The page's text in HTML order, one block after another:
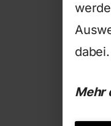
dabei.
Mehr